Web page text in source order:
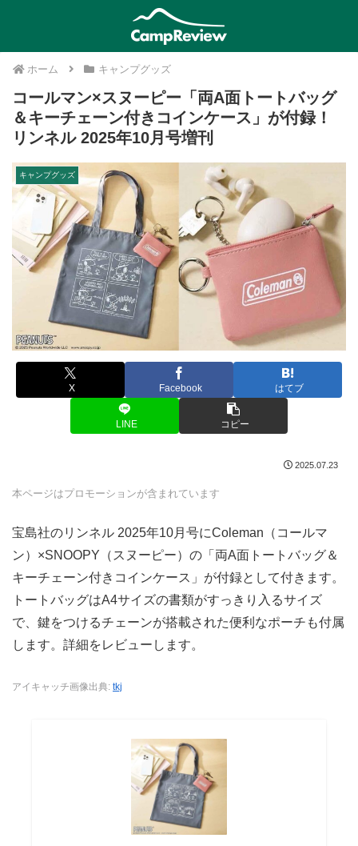
ホーム キャンプグッズ
コールマン×スヌーピー「両A面トートバッグ
＆キーチェーン付きコインケース」が付録！
リンネル 2025年10月号増刊
キャンプグッズ
X Facebook はてブ
LINE コピー
2025.07.23
本ページはプロモーションが含まれています
宝島社のリンネル 2025年10月号にColeman（コールマ
ン）×SNOOPY（スヌーピー）の「両A面トートバッグ＆
キーチェーン付きコインケース」が付録として付きます。
トートバッグはA4サイズの書類がすっきり入るサイズ
で、鍵をつけるチェーンが搭載された便利なポーチも付属
します。詳細をレビューします。
アイキャッチ画像出典: tkj